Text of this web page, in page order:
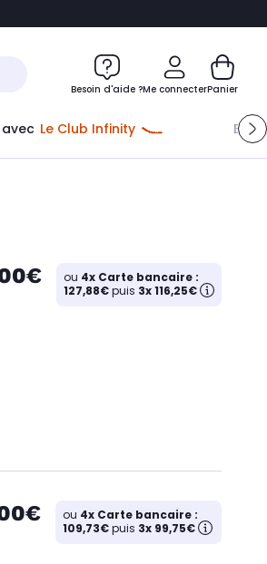
au chatbot
Besoin d'aide ?Me connecterPanier
Le Club Infinity
ou 4x Carte bancaire :
127,88€puis 3x 116,25€
ou 4x Carte bancaire :
109,73€puis 3x 99,75€